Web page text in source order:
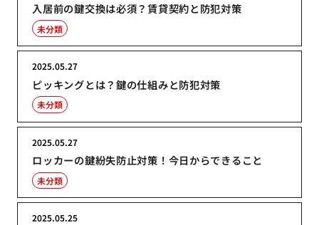
入居前の鍵交換は必須？賃貸契約と防犯対策
未分類
ピッキングとは？鍵の仕組みと防犯対策
2025.05.27
未分類
ロッカーの鍵紛失防止対策！今日からできること
2025.05.27
未分類
2025.05.25